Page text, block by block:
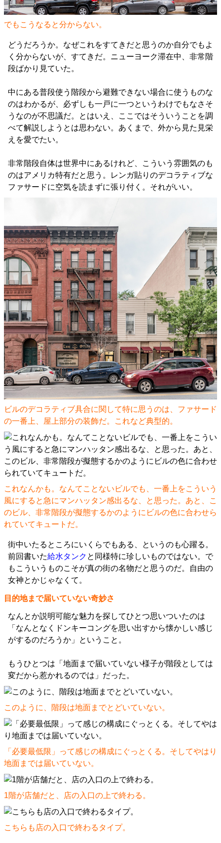
でもこうなると分からない。
どうだろうか。なぜこれをすてきだと思うのか自分でもよ
く分からないが、すてきだ。ニューヨーク滞在中、非常階
段ばかり見ていた。
中にある普段使う階段から避難できない場合に使うものな
のはわかるが、必ずしも一戸に一つというわけでもなさそ
うなのが不思議だ。とはいえ、ここではそういうことを調
べて解説しようとは思わない。あくまで、外から見た見栄
えを愛でたい。
非常階段自体は世界中にあるけれど、こういう雰囲気のも
のはアメリカ特有だと思う。レンガ貼りのデコラティブな
ファサードに空気を読まずに張り付く。それがいい。
ビルのデコラティブ具合に関して特に思うのは、ファサード
の一番上、屋上部分の装飾だ。これなど典型的。
これなんかも。なんてことないビルでも、一番上をこういう
風にすると急にマンハッタン感出るな、と思った。あと、こ
のビル、非常階段が擬態するかのようにビルの色に合わせら
れていてキュートだ。
街中いたるところにいくらでもある、というのも心躍る。
前回書いた給水タンク と同様特に珍しいものではない。で
もこういうものこそが真の街の名物だと思うのだ。自由の
女神とかじゃなくて。
目的地まで届いていない奇妙さ
なんとか説明可能な魅力を探してひとつ思いついたのは
「なんとなくドンキーコングを思い出すから懐かしい感じ
がするのだろうか」ということ。
もうひとつは「地面まで届いていない様子が階段としては
変だから惹かれるのでは」だった。
このように、階段は地面までとどいていない。
「必要最低限」って感じの構成にぐっとくる。そしてやはり
地面までは届いていない。
1階が店舗だと、店の入口の上で終わる。
こちらも店の入口で終わるタイプ。